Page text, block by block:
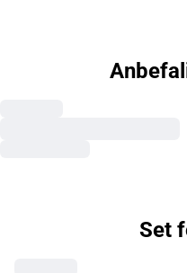
Set